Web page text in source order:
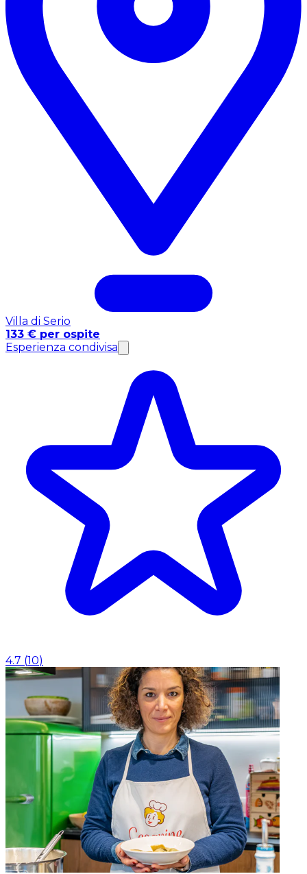
Villa di Serio
133 € per ospite
Esperienza condivisa
4.7 (10)